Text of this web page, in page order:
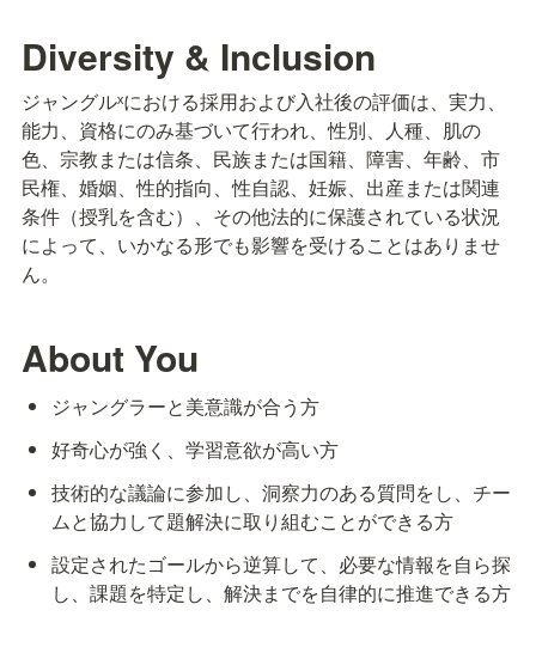
Diversity & Inclusion
ジャングルˣにおける採用および入社後の評価は、実力、
能力、資格にのみ基づいて行われ、性別、人種、肌の
色、宗教または信条、民族または国籍、障害、年齢、市
民権、婚姻、性的指向、性自認、妊娠、出産または関連
条件（授乳を含む）、その他法的に保護されている状況
によって、いかなる形でも影響を受けることはありませ
ん。
About You
ジャングラーと美意識が合う方
好奇心が強く、学習意欲が高い方
技術的な議論に参加し、洞察力のある質問をし、チー
ムと協力して題解決に取り組むことができる方
設定されたゴールから逆算して、必要な情報を自ら探
し、課題を特定し、解決までを自律的に推進できる方